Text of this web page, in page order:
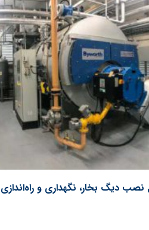
نصب دیگ بخار، نگهداری و راه‌اندازی